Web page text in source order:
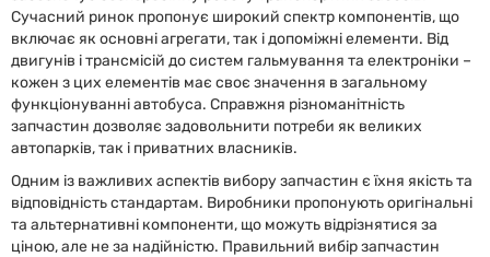
Сучасний ринок пропонує широкий спектр компонентів, що
включає як основні агрегати, так і допоміжні елементи. Від
двигунів і трансмісій до систем гальмування та електроніки –
кожен з цих елементів має своє значення в загальному
функціонуванні автобуса. Справжня різноманітність
запчастин дозволяє задовольнити потреби як великих
автопарків, так і приватних власників.
Одним із важливих аспектів вибору запчастин є їхня якість та
відповідність стандартам. Виробники пропонують оригінальні
та альтернативні компоненти, що можуть відрізнятися за
ціною, але не за надійністю. Правильний вибір запчастин